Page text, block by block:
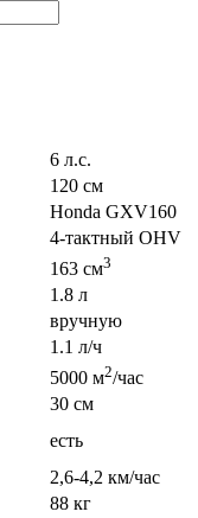
6 л.с.
120 см
Honda GXV160
4-тактный OHV
163 см3
1.8 л
вручную
1.1 л/ч
5000 м2/час
30 см
есть
2,6-4,2 км/час
88 кг